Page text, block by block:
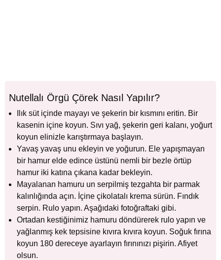
Nutellalı Örgü Çörek Nasıl Yapılır?
Ilık süt içinde mayayı ve şekerin bir kısmını eritin. Bir
kasenin içine koyun. Sıvı yağ, şekerin geri kalanı, yoğurt
koyun elinizle karıştırmaya başlayın.
Yavaş yavaş unu ekleyin ve yoğurun. Ele yapışmayan
bir hamur elde edince üstünü nemli bir bezle örtüp
hamur iki katına çıkana kadar bekleyin.
Mayalanan hamuru un serpilmiş tezgahta bir parmak
kalınlığında açın. İçine çikolatalı krema sürün. Fındık
serpin. Rulo yapın. Aşağıdaki fotoğraftaki gibi.
Ortadan kestiğinimiz hamuru döndürerek rulo yapın ve
yağlanmış kek tepsisine kıvıra kıvıra koyun. Soğuk fırına
koyun 180 dereceye ayarlayın fırınınızı pişirin. Afiyet
olsun.